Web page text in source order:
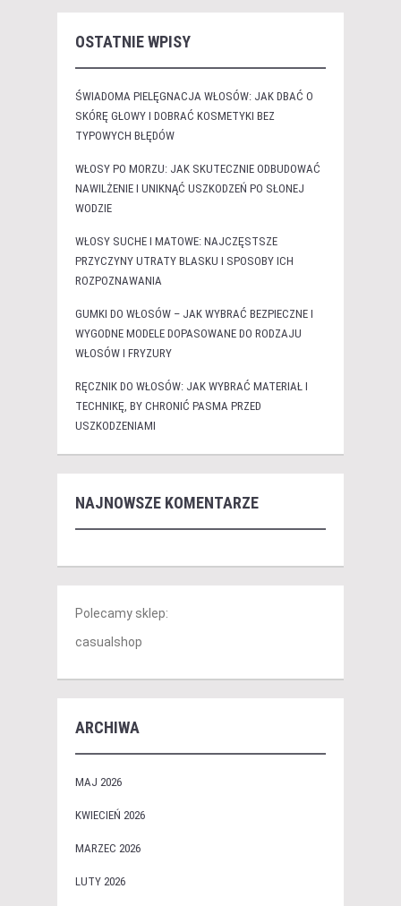
OSTATNIE WPISY
ŚWIADOMA PIELĘGNACJA WŁOSÓW: JAK DBAĆ O
SKÓRĘ GŁOWY I DOBRAĆ KOSMETYKI BEZ
TYPOWYCH BŁĘDÓW
WŁOSY PO MORZU: JAK SKUTECZNIE ODBUDOWAĆ
NAWILŻENIE I UNIKNĄĆ USZKODZEŃ PO SŁONEJ
WODZIE
WŁOSY SUCHE I MATOWE: NAJCZĘSTSZE
PRZYCZYNY UTRATY BLASKU I SPOSOBY ICH
ROZPOZNAWANIA
GUMKI DO WŁOSÓW – JAK WYBRAĆ BEZPIECZNE I
WYGODNE MODELE DOPASOWANE DO RODZAJU
WŁOSÓW I FRYZURY
RĘCZNIK DO WŁOSÓW: JAK WYBRAĆ MATERIAŁ I
TECHNIKĘ, BY CHRONIĆ PASMA PRZED
USZKODZENIAMI
NAJNOWSZE KOMENTARZE
Polecamy sklep:
casualshop
ARCHIWA
MAJ 2026
KWIECIEŃ 2026
MARZEC 2026
LUTY 2026